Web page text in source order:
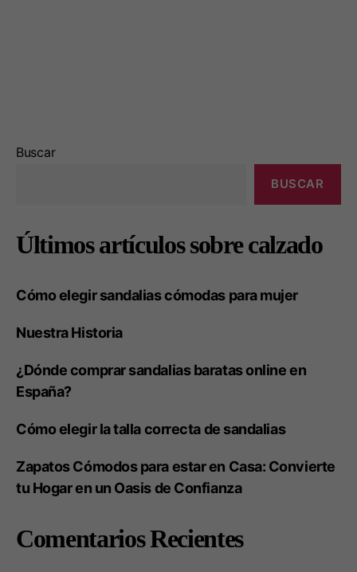
Buscar
BUSCAR
Últimos artículos sobre calzado
Cómo elegir sandalias cómodas para mujer
Nuestra Historia
¿Dónde comprar sandalias baratas online en
España?
Cómo elegir la talla correcta de sandalias
Zapatos Cómodos para estar en Casa: Convierte
tu Hogar en un Oasis de Confianza
Comentarios Recientes